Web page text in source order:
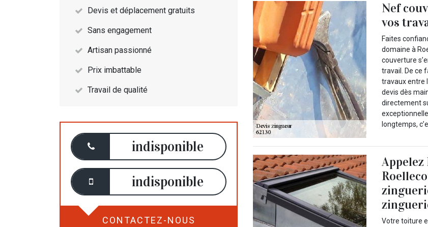
Devis et déplacement gratuits
Sans engagement
Artisan passionné
Prix imbattable
Travail de qualité
indisponible
indisponible
CONTACTEZ-NOUS
Nef
vos
Faites
domaine à
couverture
travail. De ce
travaux entre
devis dès
directement
longtemps,
Votre toiture